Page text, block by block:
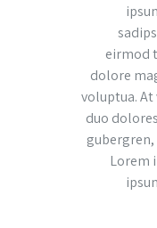
eirmod
dolore
voluptua. At
duo
Lorem